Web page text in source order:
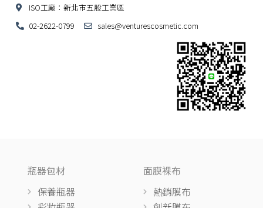
ISO工廠：新北市五股工業區
02-2622-0799
sales@venturescosmetic.com
瓶器包材
保養瓶器
面膜裸布
熱銷膜布